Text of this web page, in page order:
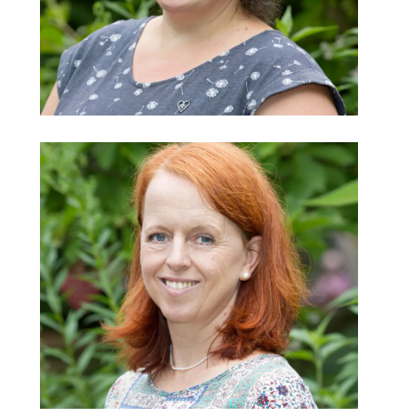
Claudia Hafner
Kindergarten Lechauen, VS
@
Elke Härtle
Kindergarten Lechauen